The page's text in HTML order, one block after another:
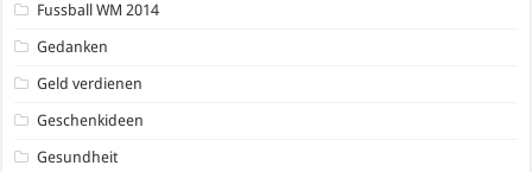
Fussball WM 2014
Gedanken
Geld verdienen
Geschenkideen
Gesundheit